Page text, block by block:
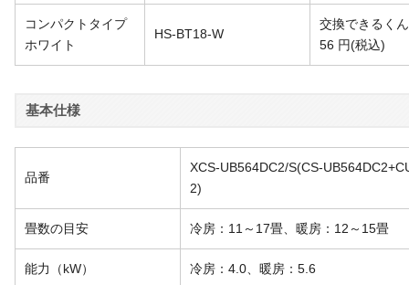
コンパクトタイプ
ホワイト
HS-BT18-W
交換できるく
56 円(税込)
基本仕様
品番
XCS-UB564DC2/S(CS-
2)
畳数の目安 冷房：11～17畳、暖房：12～15畳
能力（kW） 冷房：4.0、暖房：5.6